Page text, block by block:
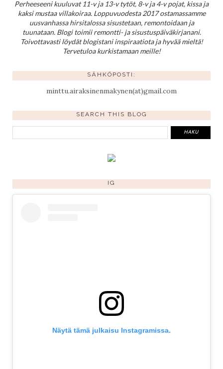
Perheeseeni kuuluvat 11-v ja 13-v tytöt, 8-v ja 4-v pojat, kissa ja
kaksi mustaa villakoiraa. Loppuvuodesta 2017 ostamassamme
uusvanhassa hirsitalossa sisustetaan, remontoidaan ja
tuunataan. Blogi toimii remontti- ja sisustuspäiväkirjanani.
Toivottavasti löydät blogistani inspiraatiota ja hyvää mieltä!
Tervetuloa kurkistamaan meille!
SÄHKÖPOSTI:
minttu.airaksinenmakynen(at)gmail.com
SEARCH THIS BLOG
IG
Näytä tämä julkaisu Instagramissa.